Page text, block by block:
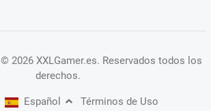
© 2026 XXLGamer.es. Reservados todos los
derechos.
Español
Términos de Uso